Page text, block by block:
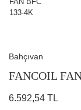
Bahçıvan
FANCOIL
6.592,54 TL